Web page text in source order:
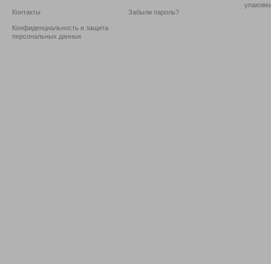
Контакты
Конфиденциальность и защита
персональных данных
Забыли пароль?